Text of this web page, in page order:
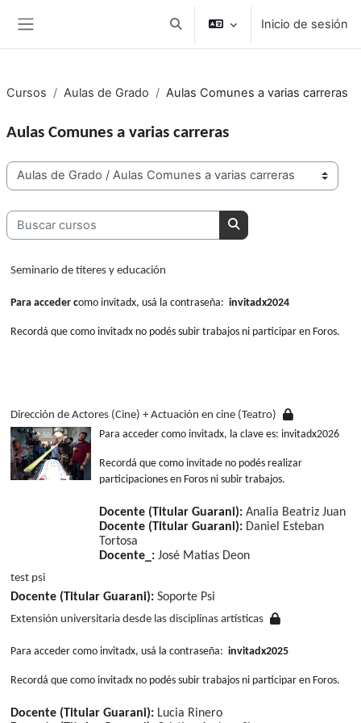
Conmutar entrada de búsqueda
Inicio de sesión
Cursos Aulas de Grado Aulas Comunes a varias carreras
Aulas Comunes a varias carreras
Categorías del curso
Buscar cursos
Buscar cursos
Seminario de títeres y educación
Para acceder como invitadx, usá la contraseña: invitadx2024
Recordá que como invitadx no podés subir trabajos ni participar en Foros.
Dirección de Actores (Cine) + Actuación en cine (Teatro)
Para acceder como invitadx, la clave es: invitadx2026
Recordá que como invitade no podés realizar
participaciones en Foros ni subir trabajos.
Docente (Titular Guarani): Analia Beatriz Juan
Docente (Titular Guarani): Daniel Esteban
Tortosa
Docente_: José Matias Deon
test psi
Docente (Titular Guarani): Soporte Psi
Extensión universitaria desde las disciplinas artísticas
Para acceder como invitadx, usá la contraseña: invitadx2025
Recordá que como invitadx no podés subir trabajos ni participar en Foros.
Docente (Titular Guarani): Lucia Rinero